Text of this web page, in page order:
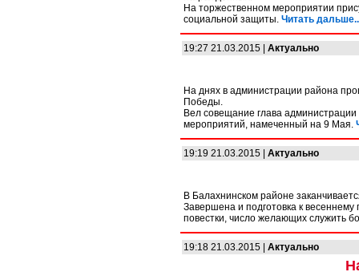
На торжественном мероприятии
социальной защиты. Читать
19:27 21.03.2015 | Актуально
На днях в администрации района
Победы.
Вел совещание глава
мероприятий, намеченный на 9 Мая.
19:19 21.03.2015 | Актуально
В Балахнинском районе
Завершена и подготовка к
повестки, число желающих служить
19:18 21.03.2015 | Актуально